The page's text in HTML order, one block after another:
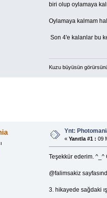
biri olup oylamaya
Oylamaya kalmam
Son 4'e kalanlar bu
Kuzu büyüsün
Ynt:
« Yanıtla #1 : 09
Teşekkür ederim. ^_^
@falimsakiz
3. hikayede sağdaki